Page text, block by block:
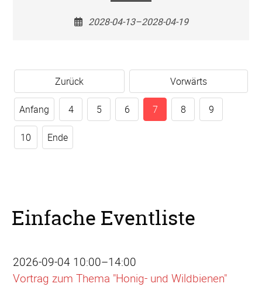
2028-04-13–2028-04-19
Zurück Vorwärts
Anfang 4 5 6 7 8 9
10 Ende
Einfache Eventliste
2026-09-04 10:00–14:00
Vortrag zum Thema "Honig- und Wildbienen"